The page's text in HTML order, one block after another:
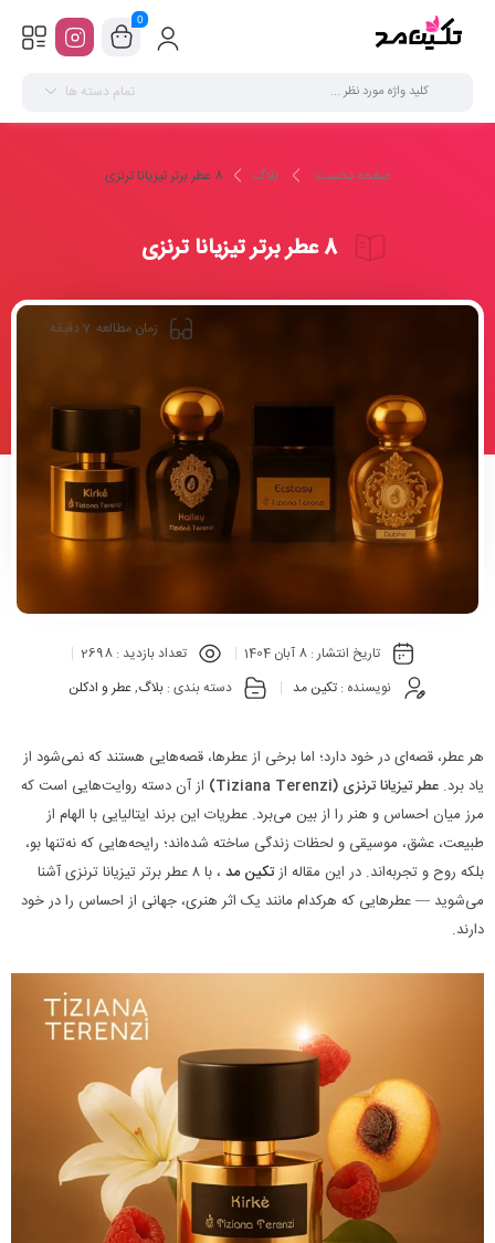
0
تمام دسته ها
صفحه نخست بلاگ 8 عطر برتر تیزیانا ترنزی
8 عطر برتر تیزیانا ترنزی
زمان مطالعه 7 دقیقه
تاریخ انتشار :8 آبان 1404 تعداد بازدید :2698
نویسنده : تکین مد دسته بندی : بلاگ,عطر و ادکلن
هر عطر، قصه‌ای در خود دارد؛ اما برخی از عطرها، قصه‌هایی هستند که نمی‌شود از
یاد برد. عطر تیزیانا ترنزی (Tiziana Terenzi)
از آن دسته روایت‌هایی است که
مرز میان احساس و هنر را از بین می‌برد. عطریات این برند ایتالیایی با الهام از
طبیعت، عشق، موسیقی و لحظات زندگی ساخته شده‌اند؛ رایحه‌هایی که نه‌تنها بو،
بلکه روح و تجربه‌اند. در این مقاله ازتکین‌ مد
، با ۸ عطر برتر تیزیانا ترنزی آشنا
می‌شوید — عطرهایی که هرکدام مانند یک اثر هنری، جهانی از احساس را در خود
دارند.